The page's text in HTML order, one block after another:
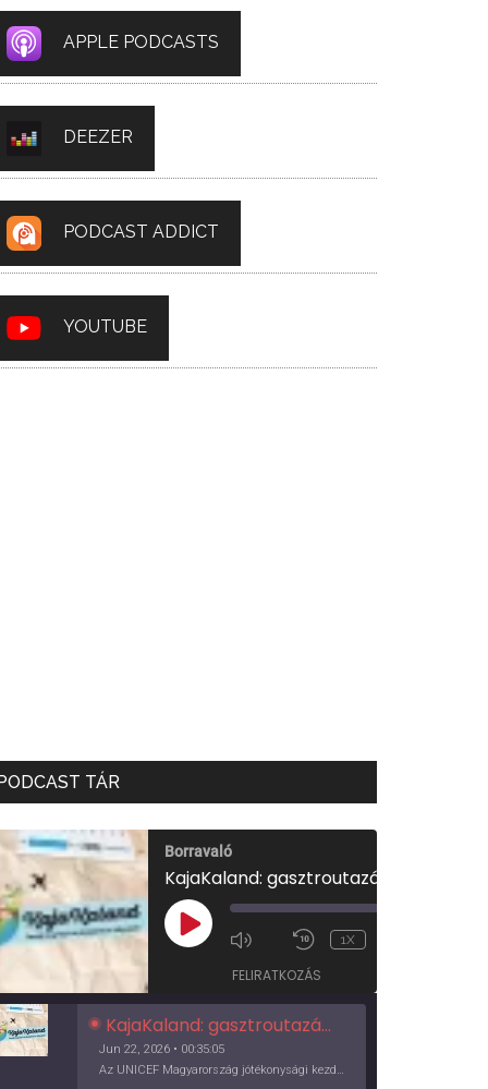
APPLE PODCASTS
DEEZER
PODCAST ADDICT
YOUTUBE
TÁR
Borravaló
PLAY
EPISODE
1X
FELIRATKOZÁS
KajaKaland: gasztroutazás a föld körül
Jun 22, 2026 • 00:35:05
Az UNICEF Magyarország jótékonysági kezdeményezése izgalmas, egész éves világkörüli ízutazásra hív, igazi családi program és gasztroedukáció, illetve segítség a rászorulóknak is egyben.